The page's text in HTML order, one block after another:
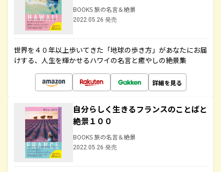
BOOKS 旅の名言＆絶景
2022.05.26 発売
世界を４０年以上歩いてきた「地球の歩き方」があなたにお届
けする、人生を輝かせるハワイの名言と癒やしの絶景集
詳細を見る
自分らしく生きるフランスのことばと
絶景１００
BOOKS 旅の名言＆絶景
2022.05.26 発売